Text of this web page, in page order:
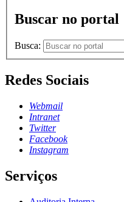
Buscar no portal
Busca:
Redes Sociais
Webmail
Intranet
Twitter
Facebook
Instagram
Serviços